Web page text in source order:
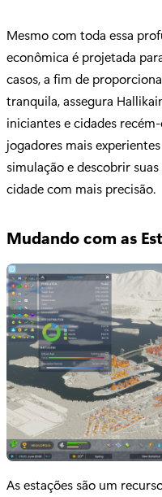
Mesmo com toda essa
econômica é projetada
casos, a fim de
tranquila, assegura
iniciantes e cidades
jogadores mais
simulação e descobrir
cidade com mais precisão.
Mudando com as
As estações são um